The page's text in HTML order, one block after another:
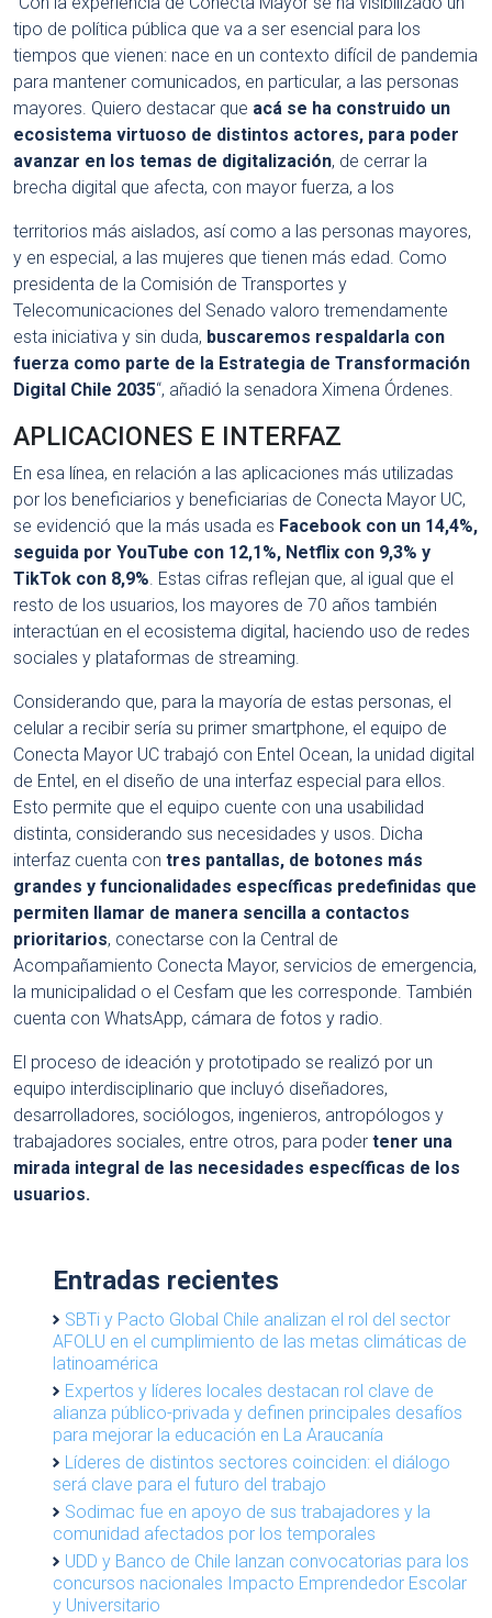
tipo de política pública que va a ser esencial para los
tiempos que vienen: nace en un contexto difícil de pandemia
para mantener comunicados, en particular, a las personas
mayores. Quiero destacar que acá se ha construido un
ecosistema virtuoso de distintos actores, para poder
avanzar en los temas de digitalización, de cerrar la
brecha digital que afecta, con mayor fuerza, a los
territorios más aislados, así como a las personas mayores,
y en especial, a las mujeres que tienen más edad. Como
presidenta de la Comisión de Transportes y
Telecomunicaciones del Senado valoro tremendamente
esta iniciativa y sin duda, buscaremos respaldarla con
fuerza como parte de la Estrategia de Transformación
Digital Chile 2035“, añadió la senadora Ximena Órdenes.
APLICACIONES E INTERFAZ
En esa línea, en relación a las aplicaciones más utilizadas
por los beneficiarios y beneficiarias de Conecta Mayor UC,
se evidenció que la más usada es Facebook con un 14,4%,
seguida por YouTube con 12,1%, Netflix con 9,3% y
TikTok con 8,9%. Estas cifras reflejan que, al igual que el
resto de los usuarios, los mayores de 70 años también
interactúan en el ecosistema digital, haciendo uso de redes
sociales y plataformas de streaming.
Considerando que, para la mayoría de estas personas, el
celular a recibir sería su primer smartphone, el equipo de
Conecta Mayor UC trabajó con Entel Ocean, la unidad digital
de Entel, en el diseño de una interfaz especial para ellos.
Esto permite que el equipo cuente con una usabilidad
distinta, considerando sus necesidades y usos. Dicha
interfaz cuenta con tres pantallas, de botones más
grandes y funcionalidades específicas predefinidas que
permiten llamar de manera sencilla a contactos
prioritarios, conectarse con la Central de
Acompañamiento Conecta Mayor, servicios de emergencia,
la municipalidad o el Cesfam que les corresponde. También
cuenta con WhatsApp, cámara de fotos y radio.
El proceso de ideación y prototipado se realizó por un
equipo interdisciplinario que incluyó diseñadores,
desarrolladores, sociólogos, ingenieros, antropólogos y
trabajadores sociales, entre otros, para poder tener una
mirada integral de las necesidades específicas de los
usuarios.
Entradas recientes
SBTi y Pacto Global Chile analizan el rol del sector
AFOLU en el cumplimiento de las metas climáticas de
latinoamérica
Expertos y líderes locales destacan rol clave de
alianza público-privada y definen principales desafíos
para mejorar la educación en La Araucanía
Líderes de distintos sectores coinciden: el diálogo
será clave para el futuro del trabajo
Sodimac fue en apoyo de sus trabajadores y la
comunidad afectados por los temporales
UDD y Banco de Chile lanzan convocatorias para los
concursos nacionales Impacto Emprendedor Escolar
y Universitario